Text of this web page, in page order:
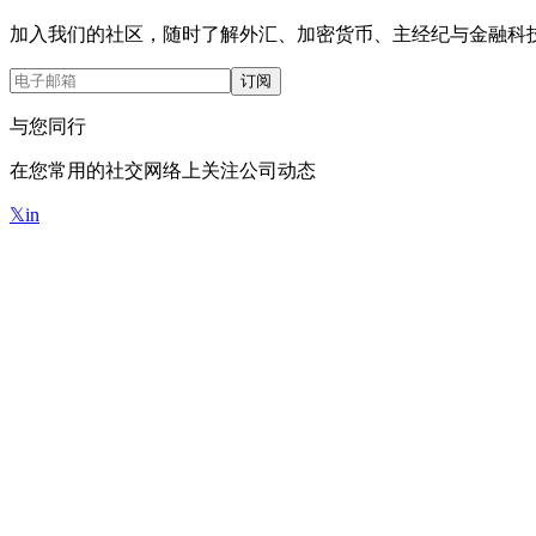
加入我们的社区，随时了解外汇、加密货币、主经纪与金融科
订阅
与您同行
在您常用的社交网络上关注公司动态
𝕏in